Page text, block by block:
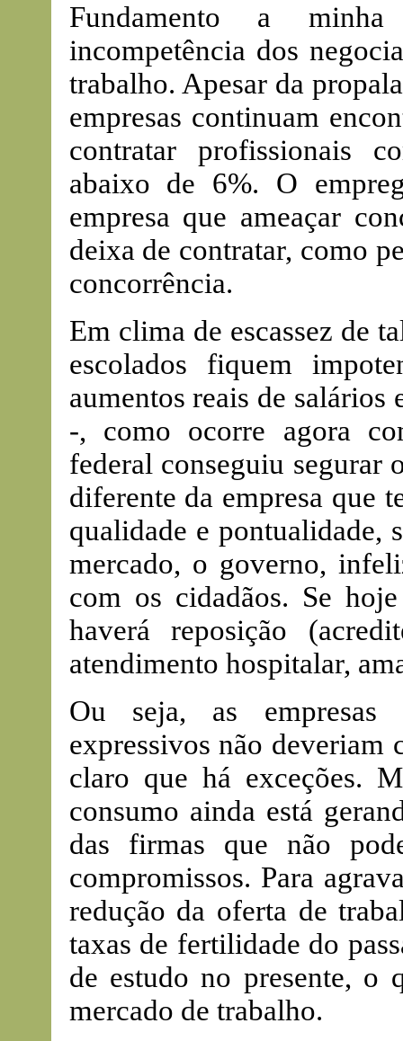
Fundamento a
incompetência dos
trabalho. Apesar da
empresas continuam
contratar profissionais
abaixo de 6%. O
empresa que ameaçar
deixa de contratar, como
concorrência.
Em clima de escassez de
escolados fiquem
aumentos reais de salários
-, como ocorre agora
federal conseguiu segurar
diferente da empresa que
qualidade e pontualidade,
mercado, o governo,
com os cidadãos. Se
haverá reposição
atendimento hospitalar,
Ou seja, as empresas
expressivos não deveriam
claro que há exceções.
consumo ainda está
das firmas que não
compromissos. Para
redução da oferta de
taxas de fertilidade do
de estudo no presente, o
mercado de trabalho.